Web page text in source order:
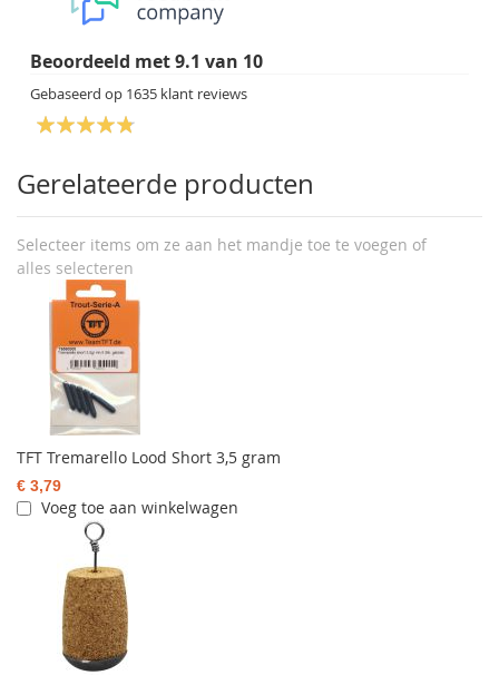
Beoordeeld met9.1 van 10
Gebaseerd op 1635 klant reviews
Gerelateerde producten
Selecteer items om ze aan het mandje toe te voegen of
alles selecteren
TFT Tremarello Lood Short 3,5 gram
€ 3,79
Voeg toe aan winkelwagen